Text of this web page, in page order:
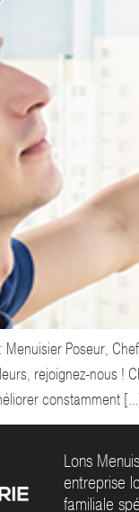
: Menuisier Poseur,
rejoignez-nous !
constamment
Lons
entreprise
familiale